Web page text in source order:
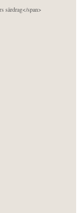
särdrag</span>